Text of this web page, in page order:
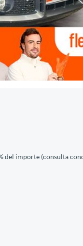
importe (consulta